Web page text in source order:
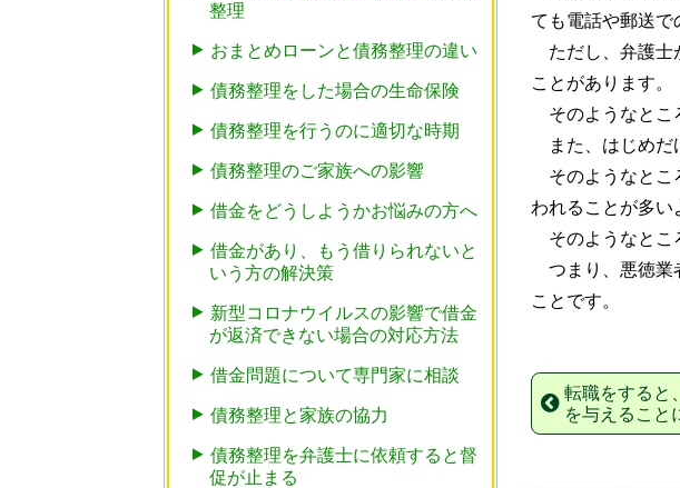
ても電話や郵送で
ただし、弁護士
ことがあります。
そのようなとこ
また、はじめ
そのようなと
われることが多い
そのようなとこ
つまり、悪徳業
ことです。
転職をすると
を与えること
整理
おまとめローンと債務整理の違い
債務整理をした場合の生命保険
債務整理を行うのに適切な時期
債務整理のご家族への影響
借金をどうしようかお悩みの方へ
借金があり、もう借りられないと
いう方の解決策
新型コロナウイルスの影響で借金
が返済できない場合の対応方法
借金問題について専門家に相談
債務整理と家族の協力
債務整理を弁護士に依頼すると督
促が止まる